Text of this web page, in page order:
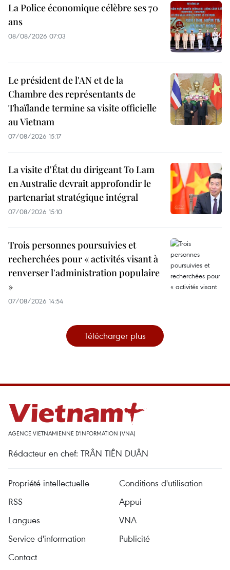
La Police économique célèbre ses 70
ans
08/08/2026 07:03
Le président de l'AN et de la
Chambre des représentants de
Thaïlande termine sa visite officielle
au Vietnam
07/08/2026 15:17
La visite d'État du dirigeant To Lam
en Australie devrait approfondir le
partenariat stratégique intégral
07/08/2026 15:10
Trois personnes poursuivies et
recherchées pour « activités visant à
renverser l'administration populaire
»
07/08/2026 14:54
Télécharger plus
AGENCE VIETNAMIENNE D'INFORMATION (VNA)
Rédacteur en chef: TRÂN TIÊN DUÂN
Propriété intellectuelle
Conditions d'utilisation
RSS
Appui
Langues
VNA
Service d'information
Publicité
Contact